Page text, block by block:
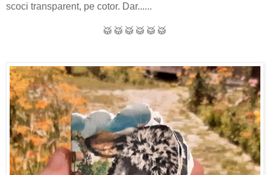
scoci transparent, pe cotor. Dar......
🥁🥁🥁🥁🥁🥁